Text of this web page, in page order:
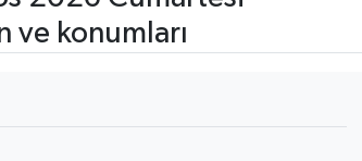
ve konumları